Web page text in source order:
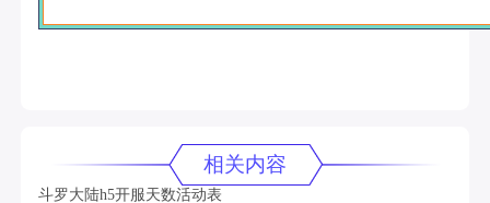
相关内容
斗罗大陆h5开服天数活动表